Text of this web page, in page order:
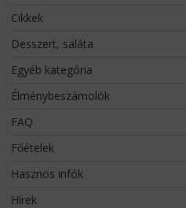
Cikkek
Desszert, saláta
Egyéb kategória
Élménybeszámolók
FAQ
Főételek
Hasznos infók
Hírek